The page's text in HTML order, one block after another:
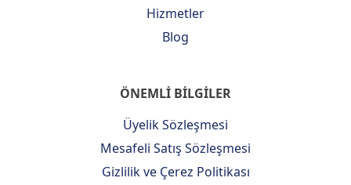
Hizmetler
Blog
ÖNEMLİ BİLGİLER
Üyelik Sözleşmesi
Mesafeli Satış Sözleşmesi
Gizlilik ve Çerez Politikası